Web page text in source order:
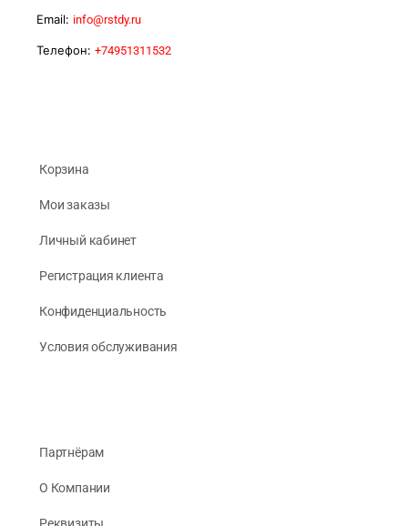
Email: info@rstdy.ru
Телефон: +74951311532
Корзина
Мои заказы
Личный кабинет
Регистрация клиента
Конфиденциальность
Условия обслуживания
Партнёрам
О Компании
Реквизиты